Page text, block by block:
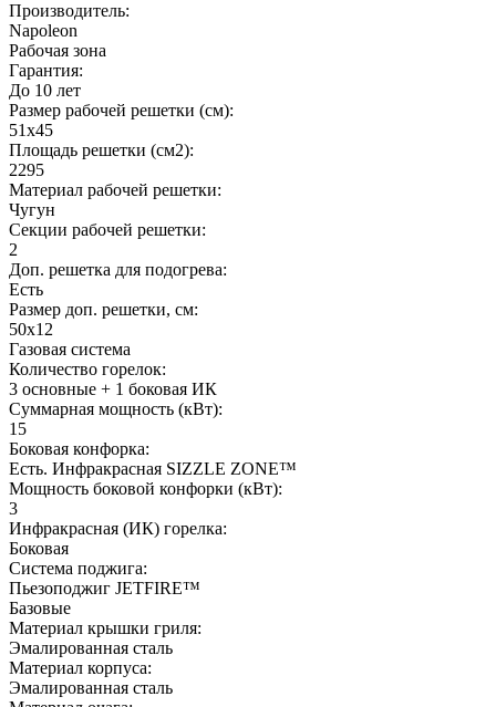
Производитель:
Napoleon
Рабочая зона
Гарантия:
До 10 лет
Размер рабочей решетки (см):
51х45
Площадь решетки (см2):
2295
Материал рабочей решетки:
Чугун
Секции рабочей решетки:
2
Доп. решетка для подогрева:
Есть
Размер доп. решетки, см:
50х12
Газовая система
Количество горелок:
3 основные + 1 боковая ИК
Суммарная мощность (кВт):
15
Боковая конфорка:
Есть. Инфракрасная SIZZLE ZONE™
Мощность боковой конфорки (кВт):
3
Инфракрасная (ИК) горелка:
Боковая
Система поджига:
Пьезоподжиг JETFIRE™
Базовые
Материал крышки гриля:
Эмалированная сталь
Материал корпуса:
Эмалированная сталь